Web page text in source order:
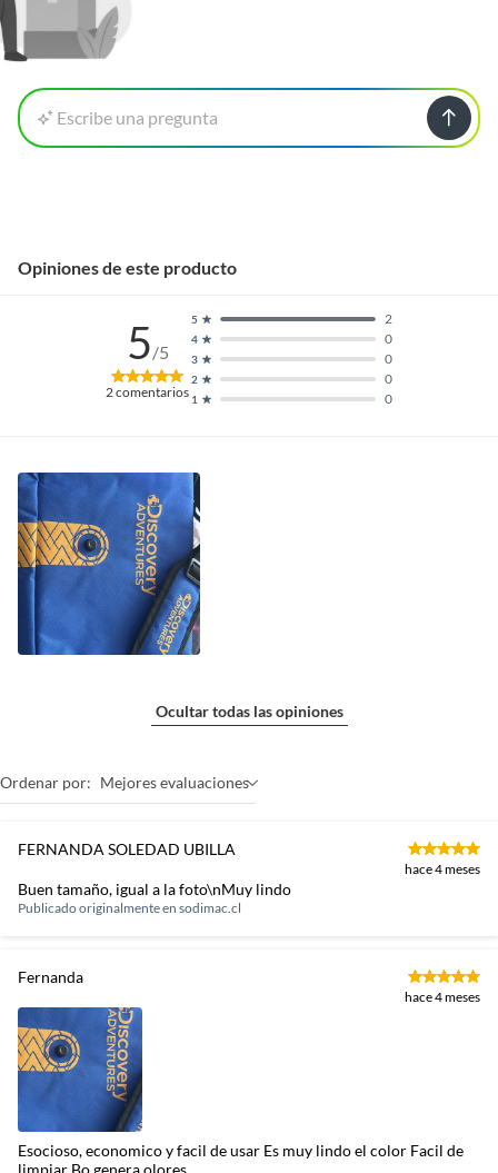
Escribe una pregunta
Opiniones de este producto
5/5
2comentarios 1 0
2 0
3 0
4 0
5 2
Ocultar todas las opiniones
Ordenar por: Mejores evaluaciones
FERNANDA SOLEDAD UBILLA
hace 4 meses
Buen tamaño, igual a la foto\nMuy lindo
Publicado originalmente en sodimac.cl
Fernanda
hace 4 meses
Esocioso, economico y facil de usar Es muy lindo el color Facil de
limpiar Bo genera olores